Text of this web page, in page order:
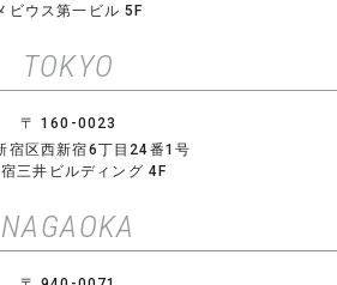
ビウス第一ビル 5F
TOKYO
〒 160-0023
宿区西新宿6丁目24番1号
三井ビルディング 4F
NAGAOKA